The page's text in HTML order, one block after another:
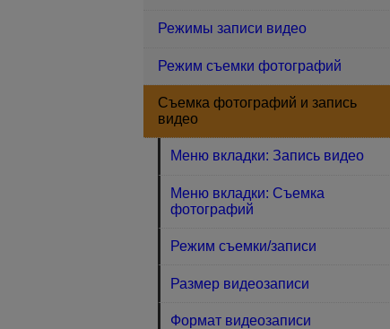
Режимы записи видео
Режим съемки фотографий
Съемка фотографий и запись
видео
Меню вкладки: Запись видео
Меню вкладки: Съемка
фотографий
Режим съемки/записи
Размер видеозаписи
Формат видеозаписи